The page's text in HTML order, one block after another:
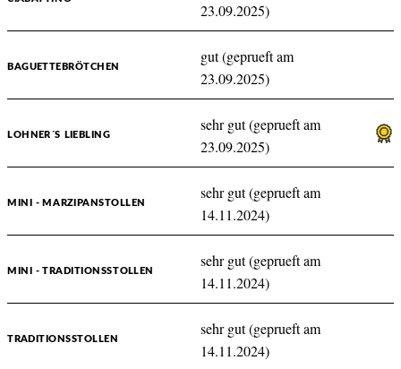
23.09.2025)
BAGUETTEBRÖTCHEN
gut (geprueft am
23.09.2025)
LOHNER´S LIEBLING
sehr gut (geprueft am
23.09.2025)
MINI - MARZIPANSTOLLEN
sehr gut (geprueft am
14.11.2024)
MINI - TRADITIONSSTOLLEN
sehr gut (geprueft am
14.11.2024)
TRADITIONSSTOLLEN
sehr gut (geprueft am
14.11.2024)